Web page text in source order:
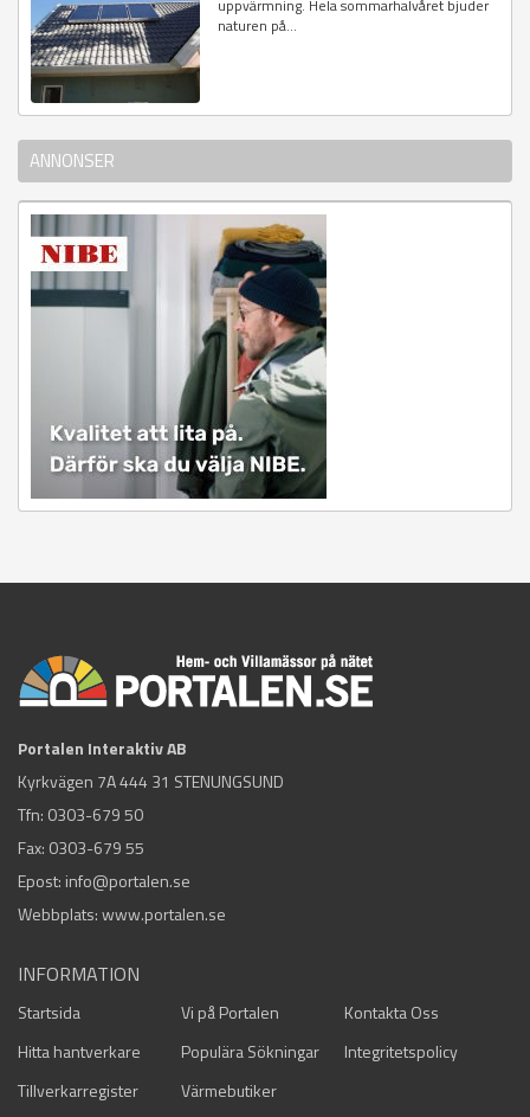
uppvärmning. Hela sommarhalvåret bjuder
naturen på...
ANNONSER
Portalen Interaktiv AB
Kyrkvägen 7A 444 31 STENUNGSUND
Tfn: 0303-679 50
Fax: 0303-679 55
Epost: info@portalen.se
Webbplats: www.portalen.se
INFORMATION
Startsida Vi på Portalen
Kontakta Oss
Hitta hantverkare
Populära Sökningar
Integritetspolicy
Tillverkarregister
Värmebutiker